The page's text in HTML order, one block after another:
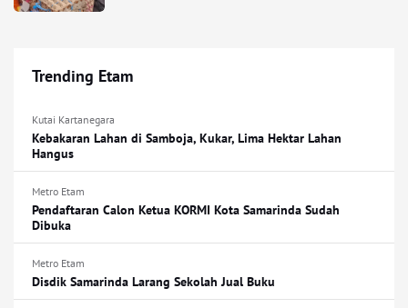
Trending Etam
Kutai Kartanegara
Kebakaran Lahan di Samboja, Kukar, Lima Hektar Lahan
Hangus
Metro Etam
Pendaftaran Calon Ketua KORMI Kota Samarinda Sudah
Dibuka
Metro Etam
Disdik Samarinda Larang Sekolah Jual Buku